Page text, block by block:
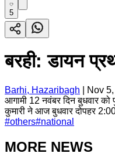
5
बरही: डायन
Barhi, Hazaribagh
Nov
आगामी 12 नवंबर दिन बुधवार
कुमारी ने आज बुधवार दोपहर 2:00
#others#national
MORE NEWS